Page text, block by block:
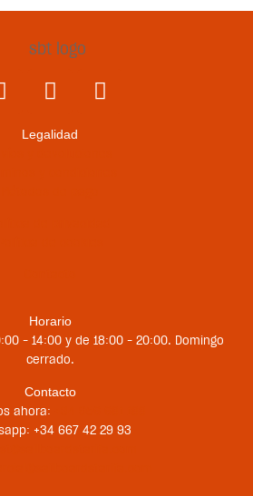
Legalidad
Horario
– 14:00 y de 18:00 – 20:00. Domingo
cerrado.
Contacto
ahora:
+34 667 42 29 93